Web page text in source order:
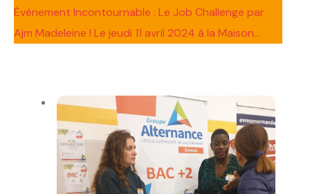
Événement Incontournable : Le Job Challenge par
Ajm Madeleine ! Le jeudi 11 avril 2024 à la Maison...